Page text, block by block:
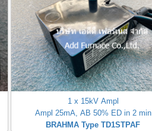
1 x 15kV Ampl
Ampl 25mA, AB 50% ED in 2 min
BRAHMA Type TD1STPAF